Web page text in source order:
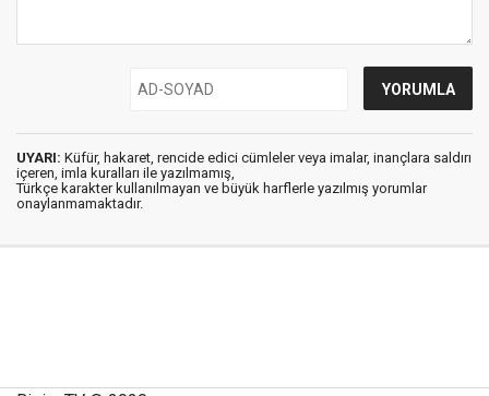
UYARI: Küfür, hakaret, rencide edici cümleler veya imalar, inançlara saldırı
içeren, imla kuralları ile yazılmamış,
Türkçe karakter kullanılmayan ve büyük harflerle yazılmış yorumlar
onaylanmamaktadır.